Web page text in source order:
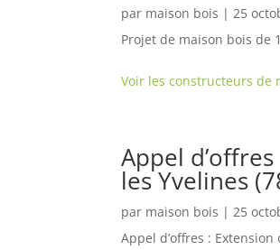
par maison bois |25
Projet de maison bois de
Voir les constructeurs de
Appel
les Yvelines
par maison bois |25
Appel d’offres :